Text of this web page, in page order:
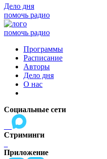
Дело дня
помочь радио
помочь радио
Программы
Расписание
Авторы
Дело дня
О нас
Социальные сети
Стриминги
Приложение